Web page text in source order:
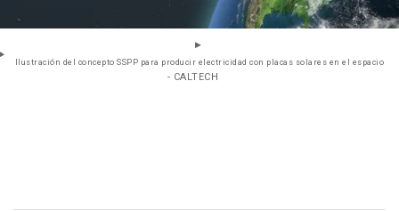
Ilustración del concepto SSPP para producir electricidad con placas solares en el espacio
- CALTECH